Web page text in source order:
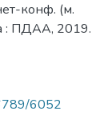
конф. (м.
: ПДАА, 2019.
6052